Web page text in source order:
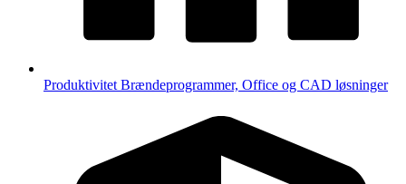
Produktivitet Brændeprogrammer, Office og CAD løsninger